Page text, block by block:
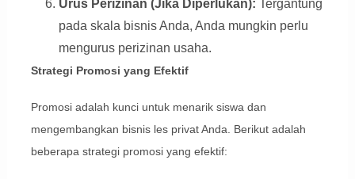
Urus Perizinan (Jika Diperlukan): Tergantung
pada skala bisnis Anda, Anda mungkin perlu
mengurus perizinan usaha.
Strategi Promosi yang Efektif
Promosi adalah kunci untuk menarik siswa dan
mengembangkan bisnis les privat Anda. Berikut adalah
beberapa strategi promosi yang efektif: